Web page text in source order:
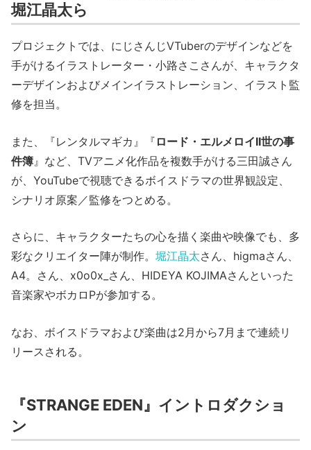
堀江晶太ら
プロジェクトでは、にじさんじVTuberのデザインなどを
手がけるイラストレーター・小路さこさんが、キャラクタ
ーデザインおよびメインイラストレーション、イラスト監
修を担当。
また、『レンタルマギカ』『 ロード・エルメロイII世の事
件簿 』など、TVアニメ化作品を複数手がける三田誠さん
が、YouTubeで視聴できるボイスドラマの世界観設定、
シナリオ原案／監修をつとめる。
さらに、キャラクターたちの心を描く楽曲や映像でも、多
彩なクリエイター陣が制作。 堀江晶太さん、higmaさん、
A4。さん、x0o0x_さん、HIDEYA KOJIMAさんといった
音楽家やボカロPが参加する。
なお、ボイスドラマおよび楽曲は2月から7月まで連続リ
リースされる。
『STRANGE EDEN』イントロダクショ
ン